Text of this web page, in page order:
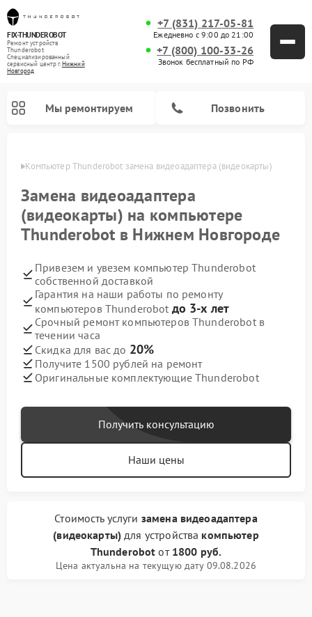
FIX-THUNDEROBOT
Ремонт устройств
Thunderobot
Специализированный
cервисный центр г.Нижний
Новгород
+7 (831) 217-05-81
Ежедневно с 9:00 до 21:00
+7 (800) 100-33-26
Звонок бесплатный по РФ
Мы ремонтируем Позвонить
Компьютер Thunderobot замена видеоадаптера (видеокарты)
Замена видеоадаптера
(видеокарты) на компьютере
Thunderobot в Нижнем Новгороде
Привезем и увезем компьютер Thunderobot
собственной доставкой
Гарантия на наши работы по ремонту
компьютеров Thunderobot до 3-х лет
Срочный ремонт компьютеров Thunderobot в
течении часа
Скидка для вас до 20%
Получите 1500 рублей на ремонт
Оригинальные комплектующие Thunderobot
Получить консультацию
Наши цены
Стоимость услуги замена видеоадаптера
(видеокарты) для устройства компьютер
Thunderobot от 1800 руб.
Цена актуальна на текущую дату 09.08.2026